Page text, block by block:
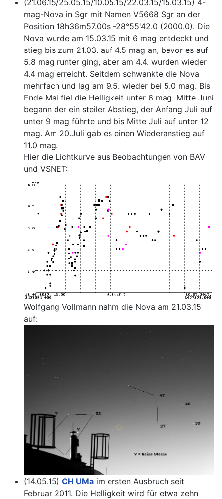
(21.06.15/25.05.15/10.05.15/22.03.15/15.03.15) 4-
mag-Nova in Sgr mit Namen V5668 Sgr an der
Position 18h36m57.00s -28°55'42.0 (2000.0). Die
Nova wurde am 15.03.15 mit 6 mag entdeckt und
stieg bis zum 21.03. auf 4.5 mag an, bevor es auf
5.8 mag runter ging, aber am 4.4. wurden wieder
4.4 mag erreicht. Seitdem schwankte die Nova
mehrfach und lag am 9.5. wieder bei 5.0 mag. Bis
Ende Mai fiel die Helligkeit unter 6 mag. Mitte Juni
begann der ein steiler Abstieg, der Anfang Juli auf
unter 9 mag führte und bis Mitte Juli auf unter 12
mag. Am 20.Juli gab es einen Wiederanstieg auf
11.0 mag.
Hier die Lichtkurve aus Beobachtungen von BAV
und VSNET:
Wolfgang Vollmann nahm die Nova am 21.03.15
auf:
(14.05.15) CH UMa im ersten Ausbruch seit
Februar 2011. Die Helligkeit wird für etwa zehn